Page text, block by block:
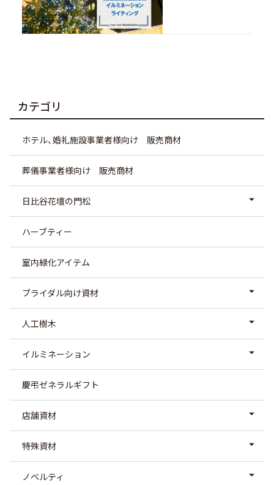
カテゴリ
ホテル、婚礼施設事業者様向け 販売商材
葬儀事業者様向け 販売商材
日比谷花壇の門松
ハーブティー
室内緑化アイテム
ブライダル向け資材
人工樹木
イルミネーション
慶弔ゼネラルギフト
店舗資材
特殊資材
ノベルティ